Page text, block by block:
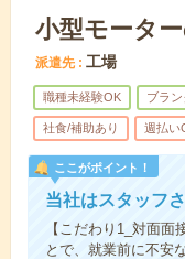
小型モータ
派遣先 工場
職種未経験OK ブラ
社食/補助あり 週払い
ここがポイント！
当社はスタッフ
【こだわり1_対面
とで、就業前に不安